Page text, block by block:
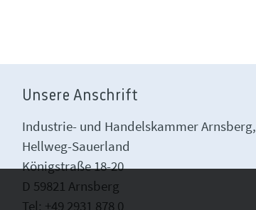
Unsere Anschrift
Industrie- und Handelskammer Arnsberg,
Hellweg-Sauerland
Königstraße 18-20
D 59821 Arnsberg
Tel: +49 2931 878 0